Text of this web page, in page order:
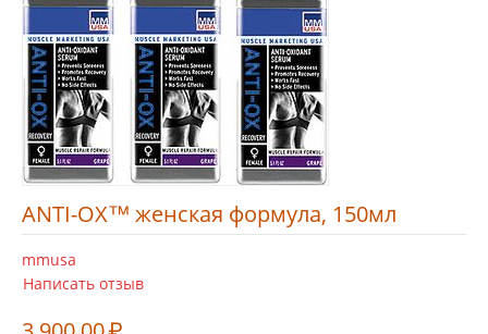
ANTI-OX™ женская формула, 150мл
mmusa
Написать отзыв